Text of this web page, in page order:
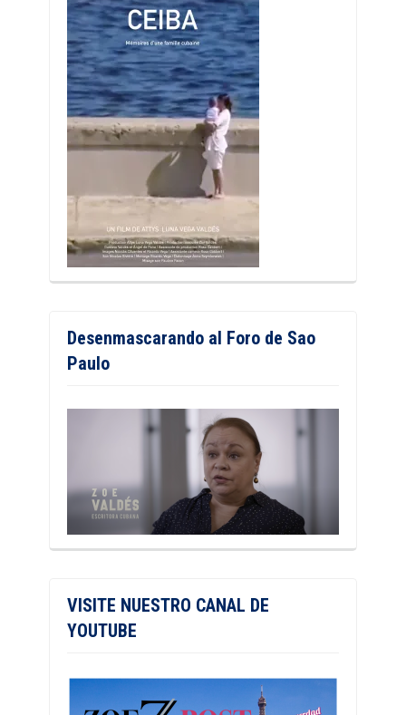
Desenmascarando al Foro de Sao
Paulo
VISITE NUESTRO CANAL DE
YOUTUBE